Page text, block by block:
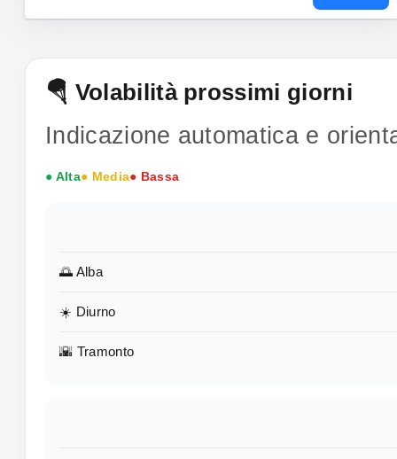
🪂 Volabilità prossimi giorni
Indicazione automatica e
● Alta● Media● Bassa
🌅 Alba
☀️ Diurno
🌇 Tramonto